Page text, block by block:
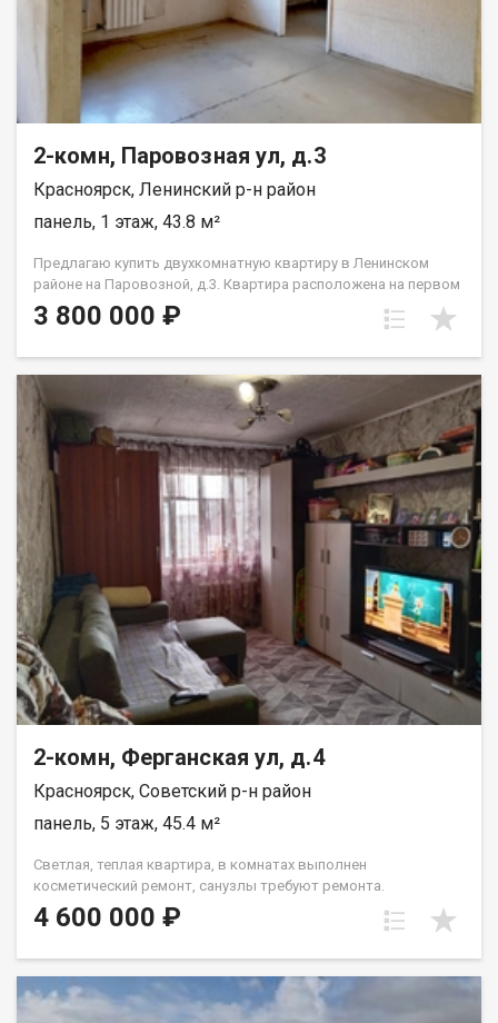
2-комн, Паровозная ул, д.3
Красноярск, Ленинский р-н район
панель, 1 этаж, 43.8 м²
Предлагаю купить двухкомнатную квартиру в Ленинском
районе на Паровозной, д.3. Квартира расположена на первом
этаже пятиэтажного панельного дома. Дом находится в тихом,
спокойном и очень зеленом районе, окна выходят во двор,
вместительная кладовка. Развитая инфраструктура, в
шаговой доступности школы, детские сада, Аэрокосмический
колледж, автобусные остановки и все необходимое для
комфортного проживания. Выход на сделку возможен после
первого сентября. Вся сумма в договоре, один взрослый
3 800 000 ₽
2-комн, Ферганская ул, д.4
Красноярск, Советский р-н район
панель, 5 этаж, 45.4 м²
Светлая, теплая квартира, в комнатах выполнен
косметический ремонт, санузлы требуют ремонта.
Установлены окна ПВХ, балкон остеклен ( дерево). Проход на
этаж закрывается. Дом газифицирован! Район с развитой
культуры и спорта Металлургов, магазины, торговый
комплекс Роща, парк "Гвардейский", набережная "Зеленый
4 600 000 ₽